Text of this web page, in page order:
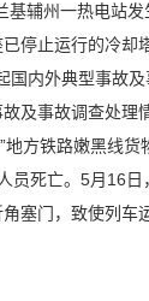
基辅州一热电站
停止运行的冷却
国内外典型事故
故及事故调查处理
地方铁路嫩黑线
员死亡。5月16
塞门，致使列车